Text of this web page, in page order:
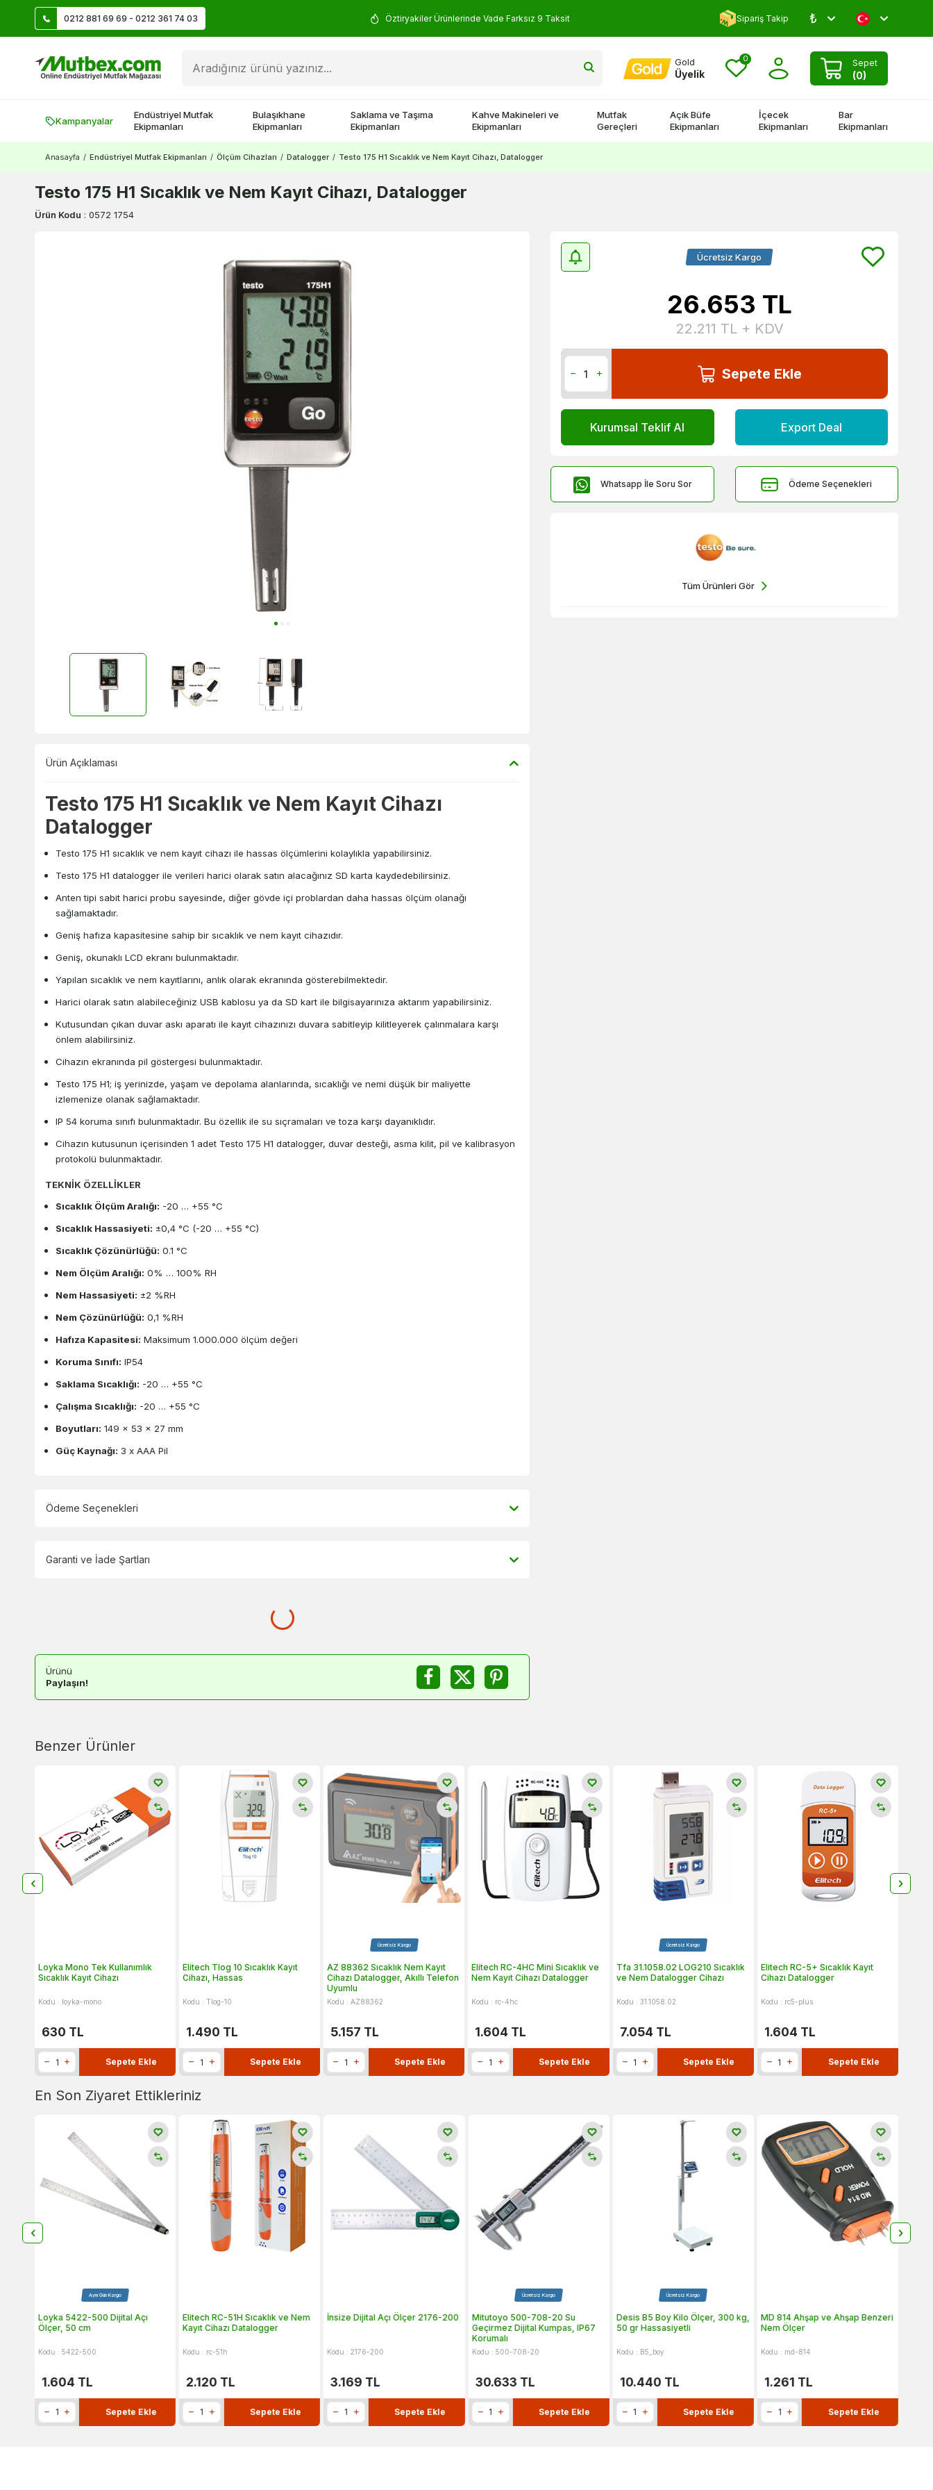
0212 881 69 69 - 0212 361 74 03Üye Ol İlk Siparişte 500 TL Kazan! Öztiryakiler Ürünlerinde Vade Farksız 9 Taksit Yorum Yap 500 TL Kazan!
Sipariş Takip ₺
Gold
Üyelik
0 Sepet
(0)
Kampanyalar
Endüstriyel Mutfak
Ekipmanları
Bulaşıkhane
Ekipmanları
Saklama ve Taşıma
Ekipmanları
Kahve Makineleri ve
Ekipmanları
Mutfak
Gereçleri
Açık Büfe
Ekipmanları
İçecek
Ekipmanları
Bar
Ekipmanları
Anasayfa / Endüstriyel Mutfak Ekipmanları / Ölçüm Cihazları / Datalogger / Testo 175 H1 Sıcaklık ve Nem Kayıt Cihazı, Datalogger
Testo 175 H1 Sıcaklık ve Nem Kayıt Cihazı, Datalogger
Ürün Kodu : 0572 1754
Ücretsiz Kargo
26.653 TL
22.211 TL + KDV
Sepete Ekle
Kurumsal Teklif Al Export Deal
Whatsapp İle Soru Sor Ödeme Seçenekleri
Tüm Ürünleri Gör
Ürün Açıklaması
Testo 175 H1 Sıcaklık ve Nem Kayıt Cihazı
Datalogger
Testo 175 H1 sıcaklık ve nem kayıt cihazı ile hassas ölçümlerini kolaylıkla yapabilirsiniz.
Testo 175 H1 datalogger ile verileri harici olarak satın alacağınız SD karta kaydedebilirsiniz.
Anten tipi sabit harici probu sayesinde, diğer gövde içi problardan daha hassas ölçüm olanağı
sağlamaktadır.
Geniş hafıza kapasitesine sahip bir sıcaklık ve nem kayıt cihazıdır.
Geniş, okunaklı LCD ekranı bulunmaktadır.
Yapılan sıcaklık ve nem kayıtlarını, anlık olarak ekranında gösterebilmektedir.
Harici olarak satın alabileceğiniz USB kablosu ya da SD kart ile bilgisayarınıza aktarım yapabilirsiniz.
Kutusundan çıkan duvar askı aparatı ile kayıt cihazınızı duvara sabitleyip kilitleyerek çalınmalara karşı
önlem alabilirsiniz.
Cihazın ekranında pil göstergesi bulunmaktadır.
Testo 175 H1; iş yerinizde, yaşam ve depolama alanlarında, sıcaklığı ve nemi düşük bir maliyette
izlemenize olanak sağlamaktadır.
IP 54 koruma sınıfı bulunmaktadır. Bu özellik ile su sıçramaları ve toza karşı dayanıklıdır.
Cihazın kutusunun içerisinden 1 adet Testo 175 H1 datalogger, duvar desteği, asma kilit, pil ve kalibrasyon
protokolü bulunmaktadır.
TEKNİK ÖZELLİKLER
Sıcaklık Ölçüm Aralığı: -20 … +55 °C
Sıcaklık Hassasiyeti: ±0,4 °C (-20 … +55 °C)
Sıcaklık Çözünürlüğü: 0.1 °C
Nem Ölçüm Aralığı: 0% … 100% RH
Nem Hassasiyeti: ±2 %RH
Nem Çözünürlüğü: 0,1 %RH
Hafıza Kapasitesi: Maksimum 1.000.000 ölçüm değeri
Koruma Sınıfı: IP54
Saklama Sıcaklığı: -20 … +55 °C
Çalışma Sıcaklığı: -20 … +55 °C
Boyutları: 149 x 53 x 27 mm
Güç Kaynağı: 3 x AAA Pil
Ödeme Seçenekleri
Garanti ve İade Şartları
Ürünü
Paylaşın!
Benzer Ürünler
Loyka Mono Tek Kullanımlık
Sıcaklık Kayıt Cihazı
Kodu : loyka-mono
630 TL
Sepete Ekle
Elitech Tlog 10 Sıcaklık Kayıt
Cihazı, Hassas
Kodu : Tlog-10
1.490 TL
Sepete Ekle
Ücretsiz Kargo
AZ 88362 Sıcaklık Nem Kayıt
Cihazı Datalogger, Akıllı Telefon
Uyumlu
Kodu : AZ88362
5.157 TL
Sepete Ekle
Elitech RC-4HC Mini Sıcaklık ve
Nem Kayıt Cihazı Datalogger
Kodu : rc-4hc
1.604 TL
Sepete Ekle
Ücretsiz Kargo
Tfa 31.1058.02 LOG210 Sıcaklık
ve Nem Datalogger Cihazı
Kodu : 31.1058.02
7.054 TL
Sepete Ekle
Elitech RC-5+ Sıcaklık Kayıt
Cihazı Datalogger
Kodu : rc5-plus
1.604 TL
Sepete Ekle
En Son Ziyaret Ettikleriniz
Aynı Gün Kargo
Loyka 5422-500 Dijital Açı
Ölçer, 50 cm
Kodu : 5422-500
1.604 TL
Sepete Ekle
Elitech RC-51H Sıcaklık ve Nem
Kayıt Cihazı Datalogger
Kodu : rc-51h
2.120 TL
Sepete Ekle
İnsize Dijital Açı Ölçer 2176-200
Kodu : 2176-200
3.169 TL
Sepete Ekle
Ücretsiz Kargo
Mitutoyo 500-708-20 Su
Geçirmez Dijital Kumpas, IP67
Korumalı
Kodu : 500-708-20
30.633 TL
Sepete Ekle
Ücretsiz Kargo
Desis B5 Boy Kilo Ölçer, 300 kg,
50 gr Hassasiyetli
Kodu : B5_boy
10.440 TL
Sepete Ekle
MD 814 Ahşap ve Ahşap Benzeri
Nem Ölçer
Kodu : md-814
1.261 TL
Sepete Ekle